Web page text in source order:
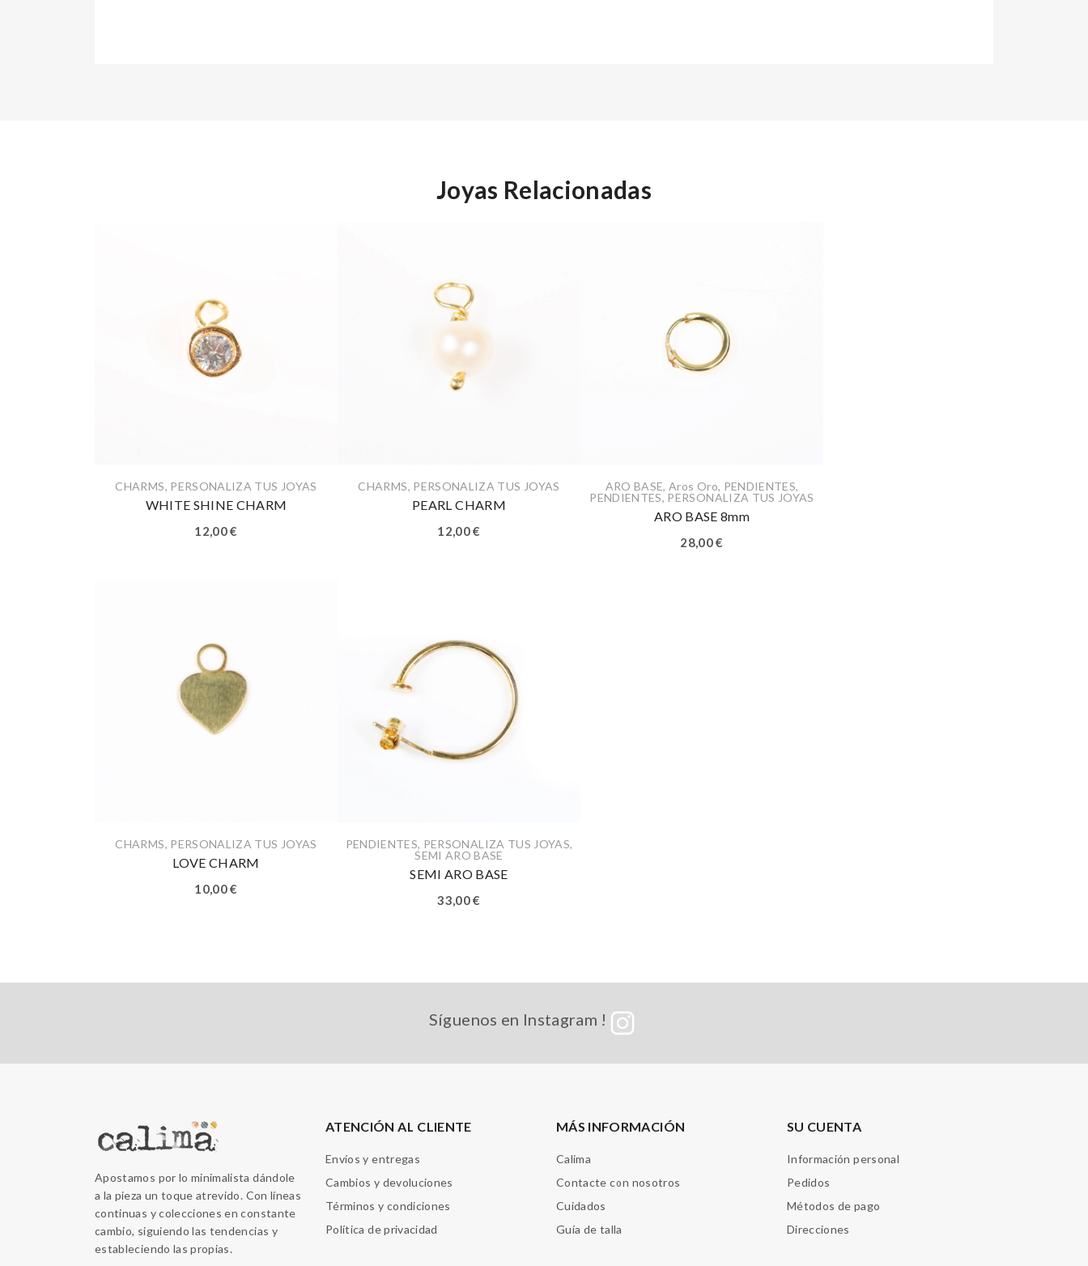
Joyas Relacionadas
CHARMS, PERSONALIZA TUS JOYAS
WHITE SHINE CHARM
12,00€
CHARMS, PERSONALIZA TUS JOYAS
PEARL CHARM
12,00€
ARO BASE,Aros Oro, PENDIENTES,
PENDIENTES, PERSONALIZA TUS JOYAS
ARO BASE 8mm
28,00€
CHARMS, PERSONALIZA TUS JOYAS
LOVE CHARM
10,00€
PENDIENTES, PERSONALIZA TUS JOYAS,
SEMI ARO BASE
SEMI ARO BASE
33,00€
Síguenos en Instagram !
Apostamos por lo minimalista dándole
a la pieza un toque atrevido. Con líneas
continuas y colecciones en constante
cambio, siguiendo las tendencias y
estableciendo las propias.
ATENCIÓN AL CLIENTE
Envíos y entregas
Cambios y devoluciones
Términos y condiciones
Política de privacidad
MÁS INFORMACIÓN
Calima
Contacte con nosotros
Cuidados
Guía de talla
SU CUENTA
Información personal
Pedidos
Métodos de pago
Direcciones